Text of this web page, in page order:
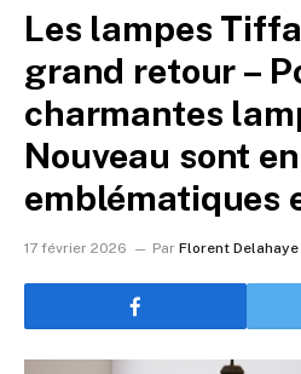
Les lampes
grand retour –
charmantes
Nouveau sont
emblématiques
17 février 2026 Par Florent Delahaye